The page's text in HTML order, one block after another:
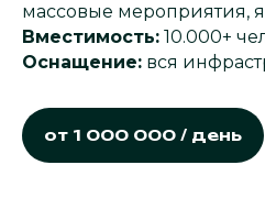
массовые мероприятия,
Вместимость: 10.000+
Оснащение: вся
от 1 000 000 / день